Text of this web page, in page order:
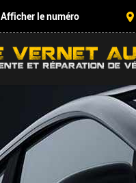
Afficher le numéro